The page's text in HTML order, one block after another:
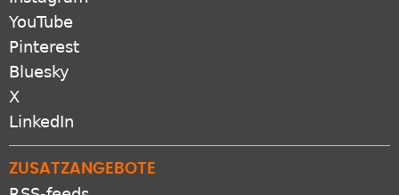
Instagram
YouTube
Pinterest
Bluesky
X
ZUSATZANGEBOTE